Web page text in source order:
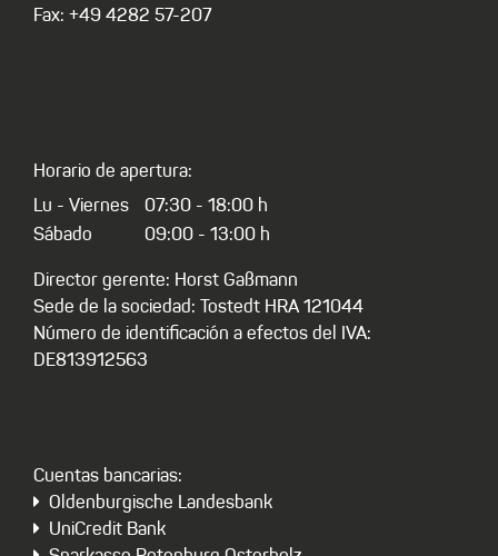
Fax: +49 4282 57-207
Horario de apertura:
Lu - Viernes
Sábado
07:30 - 18:00 h
09:00 - 13:00 h
Director gerente: Horst Gaßmann
Sede de la sociedad: Tostedt HRA 121044
Número de identificación a efectos del IVA:
DE813912563
Cuentas bancarias:
Oldenburgische Landesbank
UniCredit Bank